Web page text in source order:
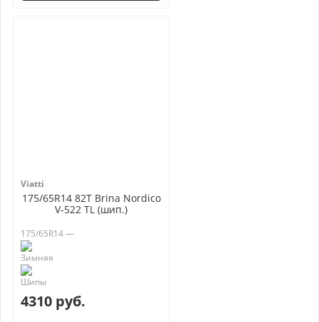
Viatti
175/65R14 82T Brina Nordico
V-522 TL (шип.)
175/65R14 —
4310 руб.